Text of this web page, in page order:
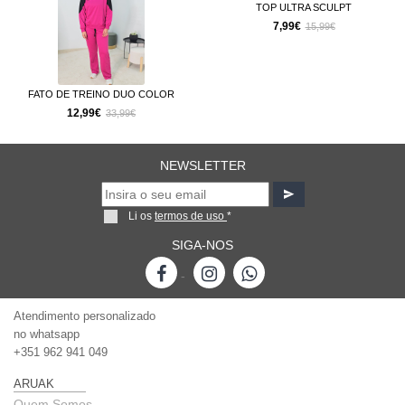
FATO DE TREINO DUO COLOR
12,99€ 33,99€
TOP ULTRA SCULPT
7,99€ 15,99€
NEWSLETTER
Li os termos de uso *
SIGA-NOS
-
Atendimento personalizado
no whatsapp
+351 962 941 049
ARUAK